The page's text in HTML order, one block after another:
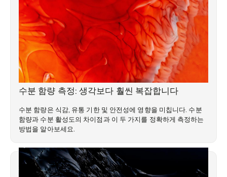
전문 지식 라이브러리
수분 함량 측정: 생각보다 훨씬 복잡합니다
수분 함량은 식감, 유통 기한 및 안전성에 영향을 미칩니다. 수분
함량과 수분 활성도의 차이점과 이 두 가지를 정확하게 측정하는
방법을 알아보세요.